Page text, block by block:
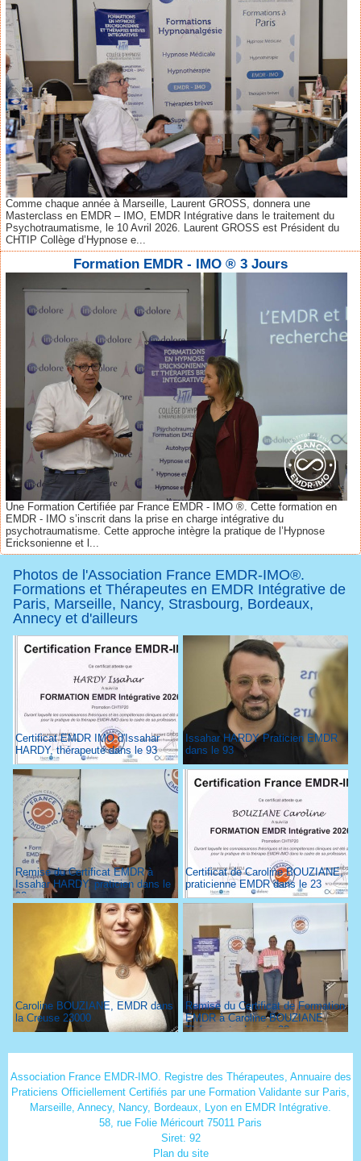
Comme chaque année à Marseille, Laurent GROSS, donnera une
Masterclass en EMDR – IMO, EMDR Intégrative dans le traitement du
Psychotraumatisme, le 10 Avril 2026. Laurent GROSS est Président du
CHTIP Collège d’Hypnose e...
Formation EMDR - IMO ® 3 Jours
Une Formation Certifiée par France EMDR - IMO ®. Cette formation en
EMDR - IMO s’inscrit dans la prise en charge intégrative du
psychotraumatisme. Cette approche intègre la pratique de l’Hypnose
Ericksonienne et l...
Photos de l'Association France EMDR-IMO®.
Formations et Thérapeutes en EMDR Intégrative de
Paris, Marseille, Nancy, Strasbourg, Bordeaux,
Annecy et d'ailleurs
Certificat EMDR IMO d'Issahar
HARDY, thérapeute dans le 93
Issahar HARDY Praticien EMDR
dans le 93
Remise du Certificat EMDR à
Issahar HARDY, praticien dans le
93
Certificat de Caroline BOUZIANE,
praticienne EMDR dans le 23
Caroline BOUZIANE, EMDR dans
la Creuse 23000
Remise du Certificat de Formation
EMDR à Caroline BOUZIANE
Thérapeute dans le 23
Association France EMDR-IMO. Registre des Thérapeutes, Annuaire des
Praticiens Officiellement Certifiés par une Formation Validante sur Paris,
Marseille, Annecy, Nancy, Bordeaux, Lyon en EMDR Intégrative.
58, rue Folie Méricourt 75011 Paris
Siret: 92
Plan du site